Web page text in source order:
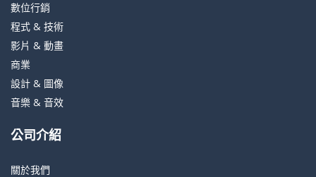
數位行銷
程式 & 技術
影片 & 動畫
商業
設計 & 圖像
音樂 & 音效
公司介紹
關於我們